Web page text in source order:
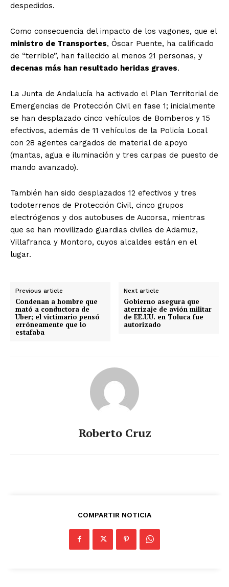
despedidos.
Como consecuencia del impacto de los vagones, que el
ministro de Transportes, Óscar Puente, ha calificado
de “terrible”, han fallecido al menos 21 personas, y
decenas más han resultado heridas graves.
La Junta de Andalucía ha activado el Plan Territorial de
Emergencias de Protección Civil en fase 1; inicialmente
se han desplazado cinco vehículos de Bomberos y 15
efectivos, además de 11 vehículos de la Policía Local
con 28 agentes cargados de material de apoyo
(mantas, agua e iluminación y tres carpas de puesto de
mando avanzado).
También han sido desplazados 12 efectivos y tres
todoterrenos de Protección Civil, cinco grupos
electrógenos y dos autobuses de Aucorsa, mientras
que se han movilizado guardias civiles de Adamuz,
Villafranca y Montoro, cuyos alcaldes están en el
lugar.
Previous article
Condenan a hombre que
mató a conductora de
Uber; el victimario pensó
erróneamente que lo
estafaba
Next article
Gobierno asegura que
aterrizaje de avión militar
de EE.UU. en Toluca fue
autorizado
Roberto Cruz
COMPARTIR NOTICIA